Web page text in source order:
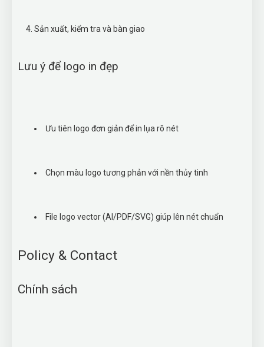
Sản xuất, kiểm tra và bàn giao
Lưu ý để logo in đẹp
Ưu tiên logo đơn giản để in lụa rõ nét
Chọn màu logo tương phản với nền thủy tinh
File logo vector (AI/PDF/SVG) giúp lên nét chuẩn
Policy & Contact
Chính sách